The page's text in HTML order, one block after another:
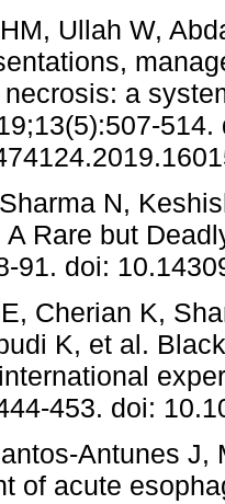
Ullah W,
a
514.
N,
A Rare but
91. doi:
Cherian K,
K, et al.
453. doi:
Antunes J,
of acute